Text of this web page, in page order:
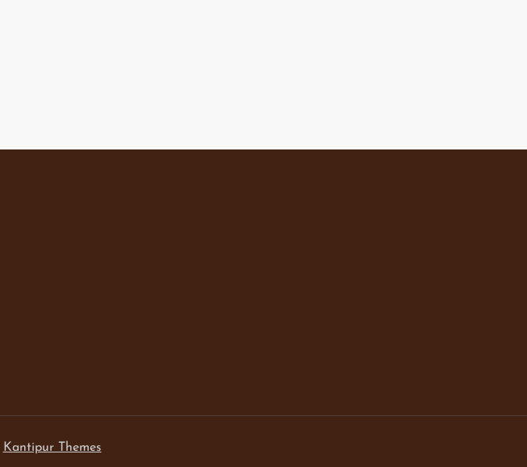
Kantipur Themes